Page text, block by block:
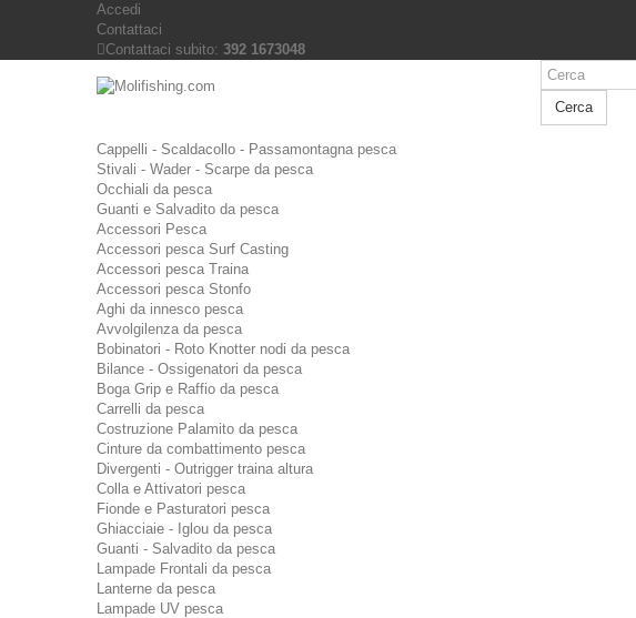
Accedi
Contattaci
Contattaci subito: 392 1673048
Cerca
Cappelli - Scaldacollo - Passamontagna pesca
Stivali - Wader - Scarpe da pesca
Occhiali da pesca
Guanti e Salvadito da pesca
Accessori Pesca
Accessori pesca Surf Casting
Accessori pesca Traina
Accessori pesca Stonfo
Aghi da innesco pesca
Avvolgilenza da pesca
Bobinatori - Roto Knotter nodi da pesca
Bilance - Ossigenatori da pesca
Boga Grip e Raffio da pesca
Carrelli da pesca
Costruzione Palamito da pesca
Cinture da combattimento pesca
Divergenti - Outrigger traina altura
Colla e Attivatori pesca
Fionde e Pasturatori pesca
Ghiacciaie - Iglou da pesca
Guanti - Salvadito da pesca
Lampade Frontali da pesca
Lanterne da pesca
Lampade UV pesca